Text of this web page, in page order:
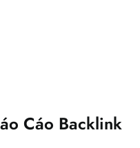
Cáo Backlink